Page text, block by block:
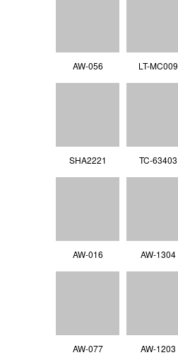
AW-056 LT-MC009
SHA2221 TC-63403
AW-016 AW-1304
AW-077 AW-1203